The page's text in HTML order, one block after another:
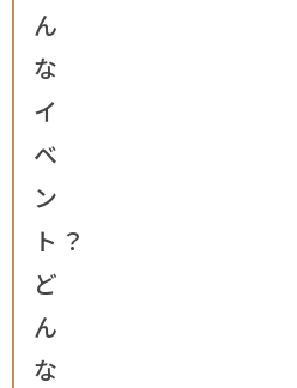
ん
な
イ
ベ
ン
ト？
ど
ん
な